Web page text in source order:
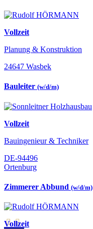
Vollzeit
Planung & Konstruktion
24647 Wasbek
Bauleiter (w/d/m)
Vollzeit
Bauingenieur & Techniker
DE-94496
Ortenburg
Zimmerer Abbund (w/d/m)
Vollzeit